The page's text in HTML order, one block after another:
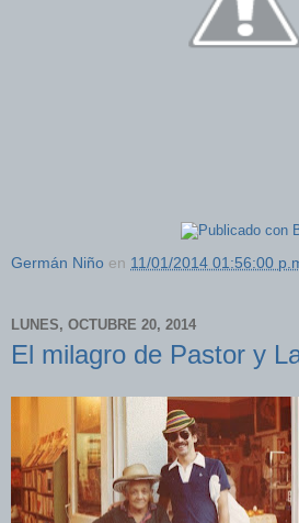
Germán Niño en 11/01/2014 01:56:00
LUNES, OCTUBRE 20, 2014
El milagro de Pastor y